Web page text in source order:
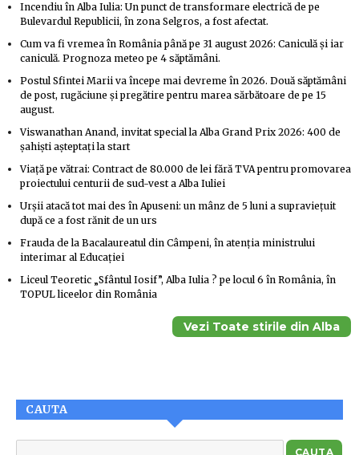
Incendiu în Alba Iulia: Un punct de transformare electrică de pe
Bulevardul Republicii, în zona Selgros, a fost afectat.
Cum va fi vremea în România până pe 31 august 2026: Caniculă și iar
caniculă. Prognoza meteo pe 4 săptămâni.
Postul Sfintei Marii va începe mai devreme în 2026. Două săptămâni
de post, rugăciune și pregătire pentru marea sărbătoare de pe 15
august.
Viswanathan Anand, invitat special la Alba Grand Prix 2026: 400 de
șahiști așteptați la start
Viață pe vătrai: Contract de 80.000 de lei fără TVA pentru promovarea
proiectului centurii de sud-vest a Alba Iuliei
Urșii atacă tot mai des în Apuseni: un mânz de 5 luni a supraviețuit
după ce a fost rănit de un urs
Frauda de la Bacalaureatul din Câmpeni, în atenția ministrului
interimar al Educației
Liceul Teoretic „Sfântul Iosif”, Alba Iulia ? pe locul 6 în România, în
TOPUL liceelor din România
Vezi Toate stirile din Alba
CAUTA